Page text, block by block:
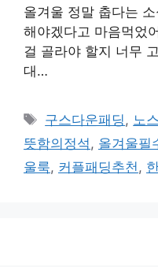
올겨울 정말 춥다는
해야겠다고 마음먹었
걸 골라야 할지 너무
대…
태
그
구스다운패딩, 노
뜻함의정석, 올겨울필
울룩, 커플패딩추천,